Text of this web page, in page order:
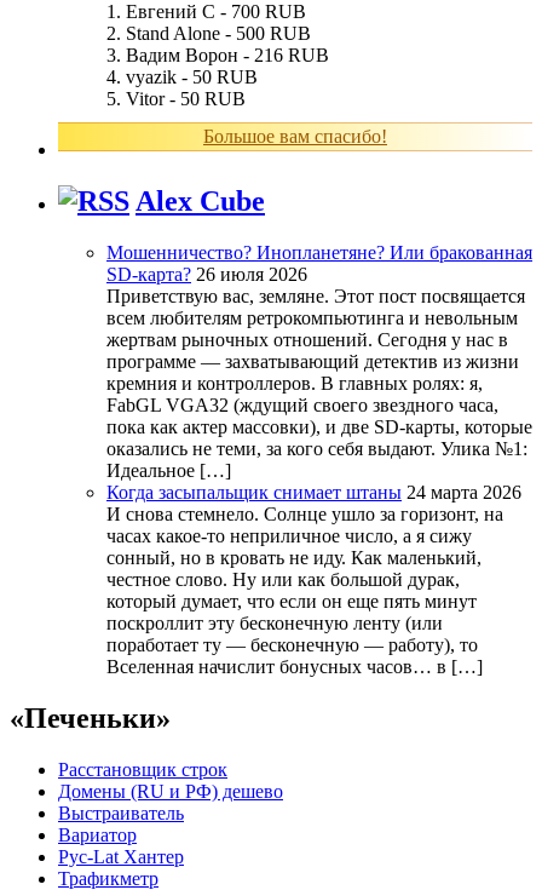
Евгений С - 700 RUB
Stand Alone - 500 RUB
Вадим Ворон - 216 RUB
vyazik - 50 RUB
Vitor - 50 RUB
Большое вам спасибо!
Alex Cube
Мошенничество? Инопланетяне? Или бракованная
SD-карта? 26 июля 2026
Приветствую вас, земляне. Этот пост посвящается
всем любителям ретрокомпьютинга и невольным
жертвам рыночных отношений. Сегодня у нас в
программе — захватывающий детектив из жизни
кремния и контроллеров. В главных ролях: я,
FabGL VGA32 (ждущий своего звездного часа,
пока как актер массовки), и две SD-карты, которые
оказались не теми, за кого себя выдают. Улика №1:
Идеальное […]
Когда засыпальщик снимает штаны 24 марта 2026
И снова стемнело. Солнце ушло за горизонт, на
часах какое-то неприличное число, а я сижу
сонный, но в кровать не иду. Как маленький,
честное слово. Ну или как большой дурак,
который думает, что если он еще пять минут
поскроллит эту бесконечную ленту (или
поработает ту — бесконечную — работу), то
Вселенная начислит бонусных часов… в […]
«Печеньки»
Расстановщик строк
Домены (RU и РФ) дешево
Выстраиватель
Вариатор
Рус-Lat Хантер
Трафикметр